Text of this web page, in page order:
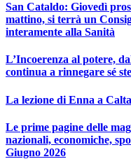
San Cataldo: Giovedì
mattino, si terrà un
interamente alla Sanità
L’Incoerenza al potere,
continua a rinnegare sé
La lezione di Enna a
Le prime pagine delle
nazionali, economiche,
Giugno 2026